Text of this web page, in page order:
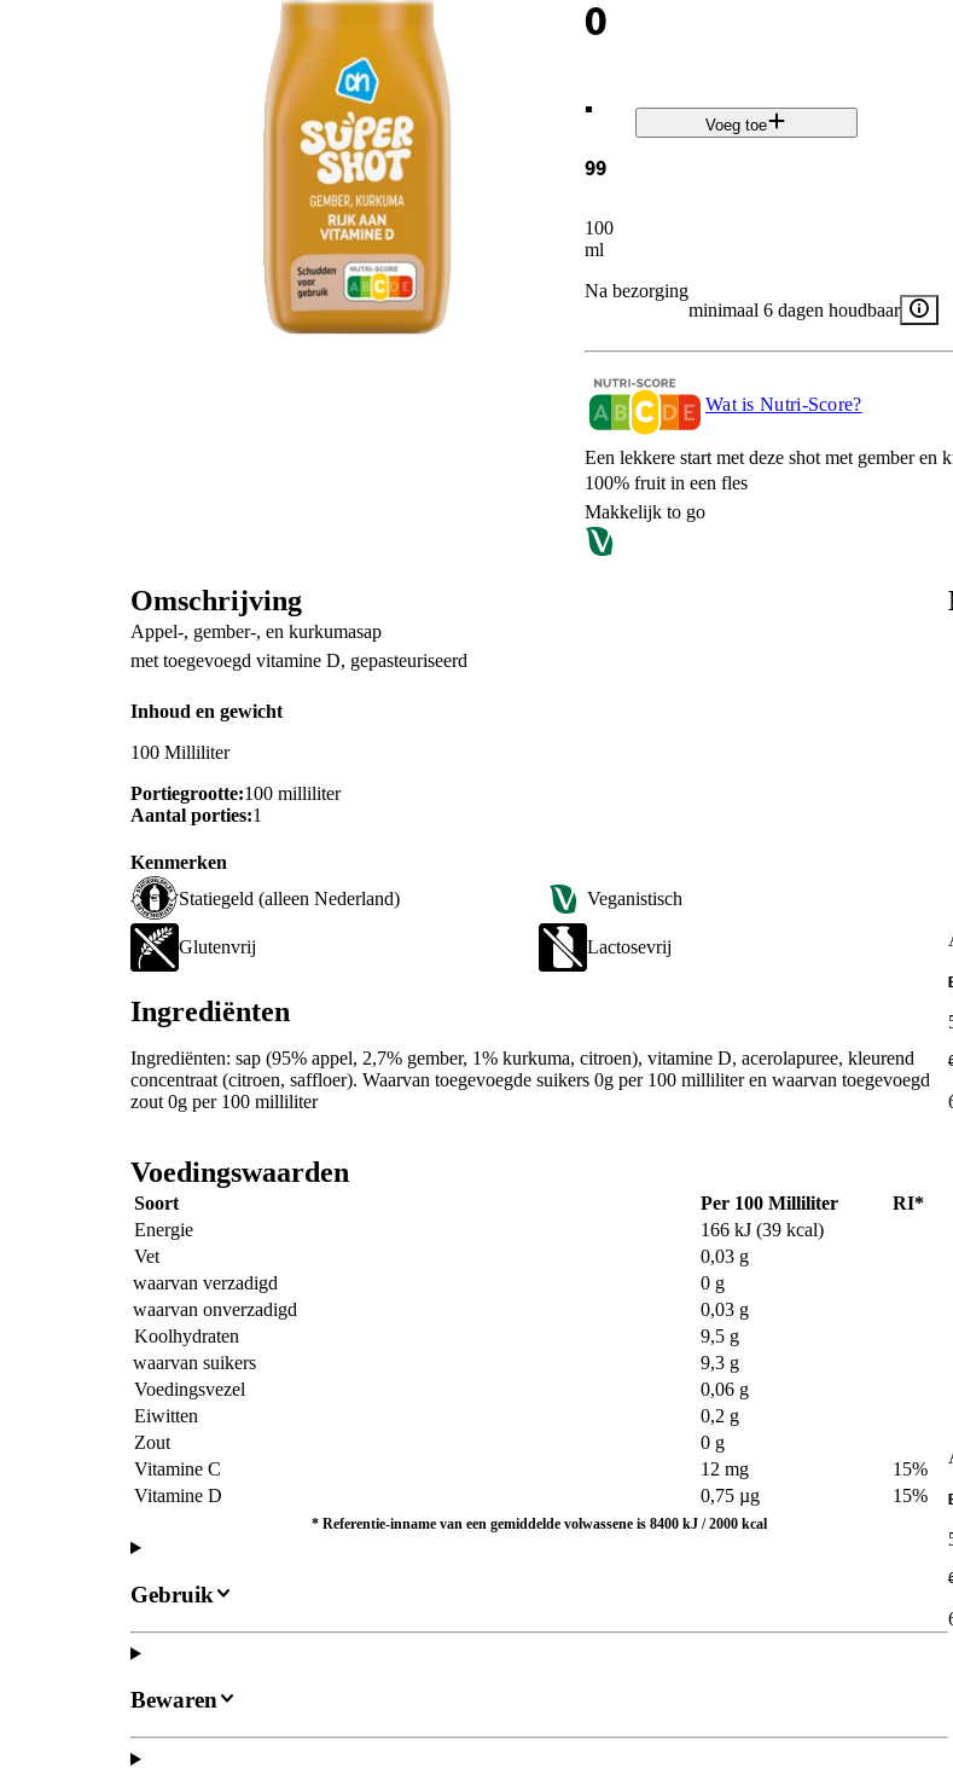
0
.
99
100
ml
Voeg toe
Na bezorging
minimaal 6 dagen houdbaar
Wat is Nutri-Score?
Een lekkere start met deze shot met gember en
100% fruit in een fles
Makkelijk to go
Omschrijving
Appel-, gember-, en kurkumasap
met toegevoegd vitamine D, gepasteuriseerd
Inhoud en gewicht
100 Milliliter
Portiegrootte:100 milliliter
Aantal porties:1
Kenmerken
Statiegeld (alleen Nederland)
Veganistisch
Glutenvrij Lactosevrij
Ingrediënten
Ingrediënten: sap (95% appel, 2,7% gember, 1% kurkuma, citroen), vitamine D, acerolapuree, kleurend
concentraat (citroen, saffloer). Waarvan toegevoegde suikers 0g per 100 milliliter en waarvan toegevoegd
zout 0g per 100 milliliter
Voedingswaarden
Soort Per 100 Milliliter
RI*
Energie
166 kJ (39 kcal)
Vet
0,03 g
waarvan verzadigd
0 g
waarvan onverzadigd
0,03 g
Koolhydraten
9,5 g
waarvan suikers
9,3 g
Voedingsvezel
0,06 g
Eiwitten
0,2 g
Zout
0 g
Vitamine C
12 mg
15%
Vitamine D
0,75 µg 15%
* Referentie-inname van een gemiddelde volwassene is 8400 kJ / 2000 kcal
Gebruik
Bewaren